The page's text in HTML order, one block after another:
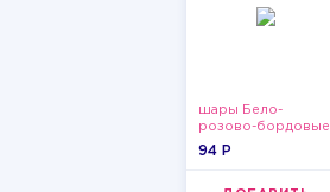
шары Бело-
розово-бордовые
металлик
94 P